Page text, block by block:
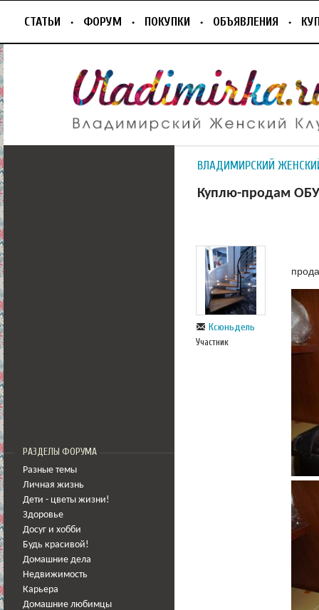
СТАТЬИ ФОРУМ ПОКУПКИ ОБЪЯВЛЕНИЯ
РАЗДЕЛЫ ФОРУМА
Разные темы
Личная жизнь
Дети - цветы жизни!
Здоровье
Досуг и хобби
Будь красивой!
Домашние дела
Недвижимость
Карьера
Домашние любимцы
ВЛАДИМИРСКИЙ
Куплю-продам
Ксюньдель
Участник